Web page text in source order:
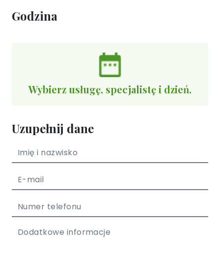
Godzina
Wybierz usługę, specjalistę i dzień.
Uzupełnij dane